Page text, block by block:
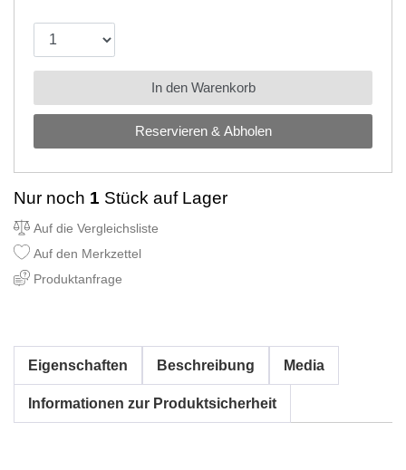
Reservieren & Abholen
In den Warenkorb
Nur noch 1 Stück auf Lager
Auf die Vergleichsliste
Auf den Merkzettel
Produktanfrage
Eigenschaften Beschreibung Media
Informationen zur Produktsicherheit